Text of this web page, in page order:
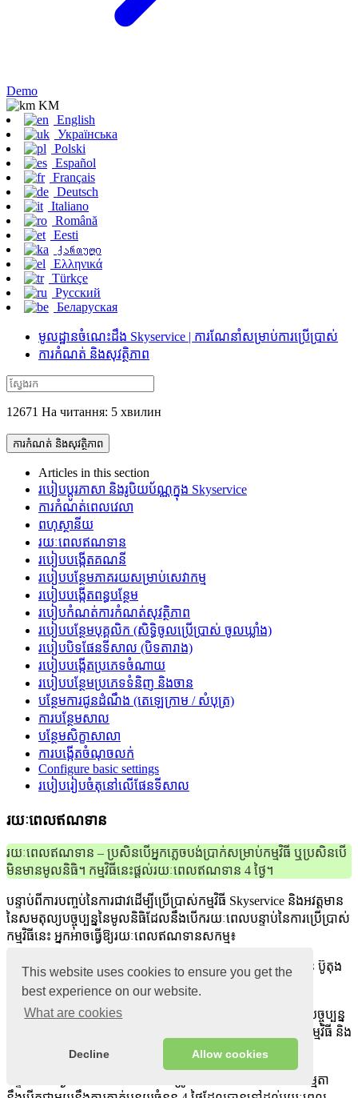
This website uses cookies to ensure you get the
best experience on our website.
What are cookies
Decline Allow cookies
Demo
KM
English
Українська
Polski
Español
Français
Deutsch
Italiano
Română
Eesti
ქართული
Ελληνικά
Türkçe
Русский
Беларуская
មូលដ្ឋានចំណេះដឹង Skyservice | ការណែនាំសម្រាប់ការប្រើប្រាស់
ការកំណត់ និងសុវត្ថិភាព
12671 На читання: 5 хвилин
ការកំណត់ និងសុវត្ថិភាព
Articles in this section
របៀបប្តូរភាសា និងរូបិយប័ណ្ណក្នុង Skyservice
ការកំណត់ពេលវេលា
ពហុស្ថានីយ
រយៈពេលឥណទាន
របៀបបង្កើតគណនី
របៀបបន្ថែមភាគរយសម្រាប់សេវាកម្ម
របៀបបង្កើតពន្ធបន្ថែម
របៀបកំណត់ការកំណត់សុវត្ថិភាព
របៀបបន្ថែមបុគ្គលិក (សិទ្ធិចូលប្រើប្រាស់ ចូលឃ្លាំង)
របៀបបិទផែនទីសាល (បិទតារាង)
របៀបបង្កើតប្រភេទចំណាយ
របៀបបន្ថែមប្រភេទទំនិញ និងចាន
បន្ថែមការជូនដំណឹង (តេឡេក្រាម / សំបុត្រ)
ការបន្ថែមសាល
បន្ថែមសិក្ខាសាលា
ការបង្កើតចំណុចលក់
Configure basic settings
របៀបរៀបចំតុនៅលើផែនទីសាល
រយៈពេលឥណទាន
រយៈពេលឥណទាន – ប្រសិនបើអ្នកភ្លេចបង់ប្រាក់សម្រាប់កម្មវិធី ឬប្រសិនបើ
មិនមានមូលនិធិ។ កម្មវិធីនេះផ្តល់រយៈពេលឥណទាន 4 ថ្ងៃ។
បន្ទាប់ពីការបញ្ចប់នៃការជាវដើម្បីប្រើប្រាស់កម្មវិធី Skyservice និងអវត្តមាន
នៃសមតុល្យបច្ចុប្បន្ននៃមូលនិធិដែលនឹងបើករយៈពេលបន្ទាប់នៃការប្រើប្រាស់
កម្មវិធីនេះ អ្នកអាចធ្វើឱ្យរយៈពេលឥណទានសកម្ម៖
នៅក្នុងផ្នែក ការកំណត់ – សមតុល្យរបស់ខ្ញុំ – គណនីផ្ទាល់ខ្លួន ប៊ូតុង
មួយនឹងលេចឡើងដើម្បីបើករយៈពេលឥណទាន។
បន្ទាប់ពីចុចរួច រយៈពេលថ្មីមួយនឹងបើកតាមលក្ខខណ្ឌនៃផែនការពន្ធបច្ចុប្បន្ន
សម្រាប់រយៈពេល 4 ថ្ងៃ។ ក្នុងអំឡុងពេលនេះ អ្នកអាចបន្តប្រើប្រាស់កម្មវិធី និង
បង់ប្រាក់សម្រាប់វាតាមមធ្យោបាយដែលអាចធ្វើទៅបាន។
បន្ទាប់ពី 4 ថ្ងៃ រយៈពេលឥណទាននឹងត្រូវបានបិទ ហើយរយៈពេលធម្មតា